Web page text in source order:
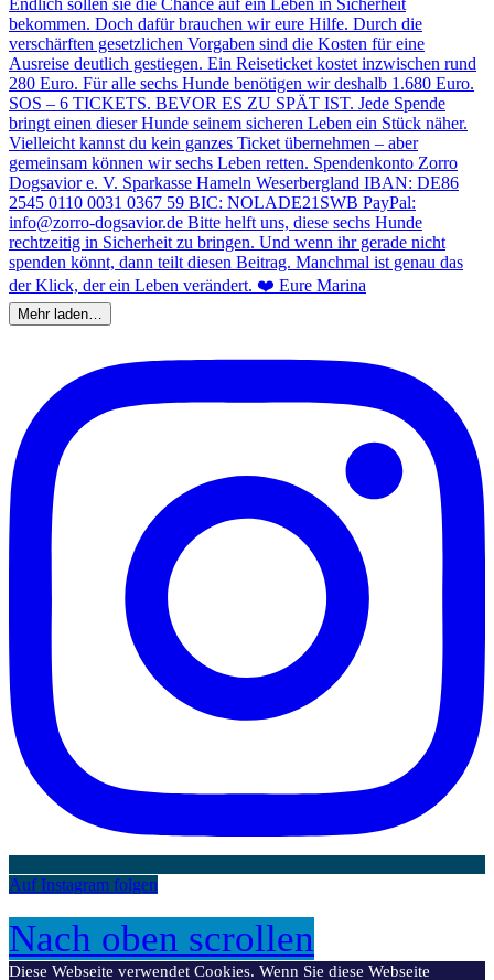
Mehr laden…
Auf Instagram folgen
Nach oben scrollen
Diese Webseite verwendet Cookies. Wenn Sie diese Webseite